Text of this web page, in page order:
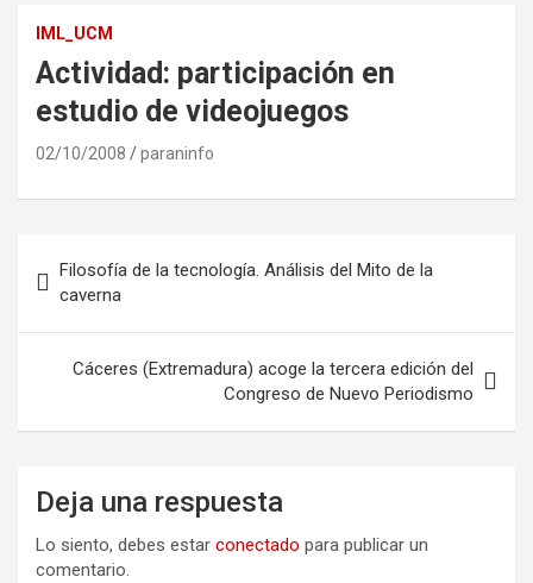
IML_UCM
Actividad: participación en
estudio de videojuegos
02/10/2008 paraninfo
de
entradas
Filosofía de la tecnología. Análisis del Mito de la
caverna
Cáceres (Extremadura) acoge la tercera edición del
Congreso de Nuevo Periodismo
Deja una respuesta
Lo siento, debes estar conectado para publicar un
comentario.